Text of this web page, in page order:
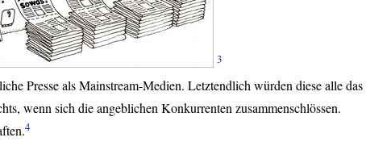
3
Presse als Mainstream-Medien. Letztendlich würden diese alle das
wenn sich die angeblichen Konkurrenten zusammenschlössen.
4